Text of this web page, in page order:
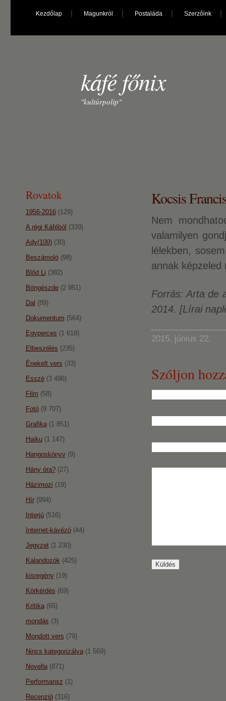
Kezdőlap Magunkról Postaláda Szerzőink
káfé főnix
"kultúrpolip"
Kocsis
Nem
valamilyen
lélekben,
annak képzeled
Forrás: Arta de
2014. [Lírai
2015. június 22.
Szóljon
Rovatok
1956-2016(129)
A régi Káféból (339)
Ady(100)(30)
Beszámoló(98)
Blőd Li (382)
Böngészde(2 951)
Dal (89)
Dokumentum (564)
Egyperces (1 618)
Elbeszélés (235)
Énekelt vers (33)
Esszé(3 496)
Film (58)
Fotó(9 707)
Grafika(1 851)
Haiku(1 147)
Hangoskönyv(9)
Hány óra?(27)
Házimozi (19)
Hír(994)
Interjú(516)
Internet-kávézó(44)
Jegyzet(1 230)
Kalandozók (425)
kisregény(19)
Körkérdés (69)
Kritika(65)
mondás (3)
Mondott vers (79)
Nincs kategorizálva(1 569)
Novella(871)
Performansz (1)
Recenzió(316)